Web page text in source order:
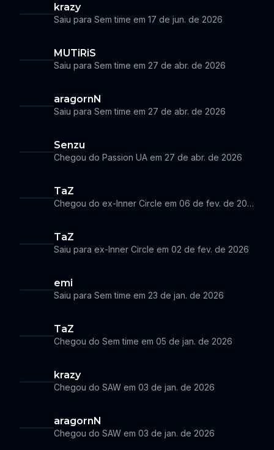
krazy
Saiu para Sem time em 17 de jun. de 2026
MUTiRiS
Saiu para Sem time em 27 de abr. de 2026
aragornN
Saiu para Sem time em 27 de abr. de 2026
Senzu
Chegou do Passion UA em 27 de abr. de 2026
TaZ
Chegou do ex-Inner Circle em 06 de fev. de 2026
TaZ
Saiu para ex-Inner Circle em 02 de fev. de 2026
emi
Saiu para Sem time em 23 de jan. de 2026
TaZ
Chegou do Sem time em 05 de jan. de 2026
krazy
Chegou do SAW em 03 de jan. de 2026
aragornN
Chegou do SAW em 03 de jan. de 2026